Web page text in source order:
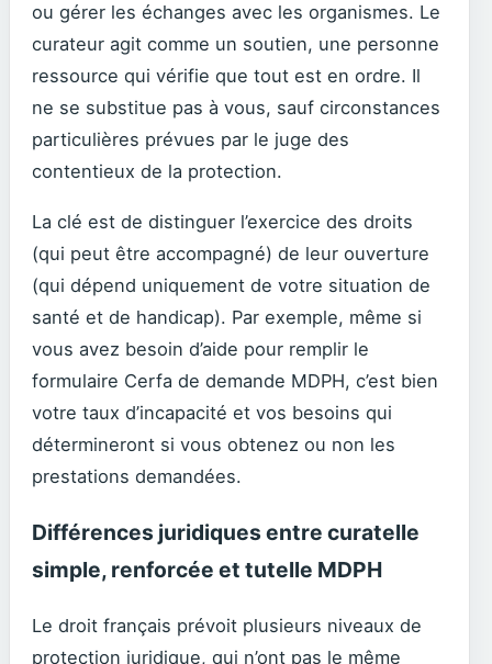
ou gérer les échanges avec les organismes. Le
curateur agit comme un soutien, une personne
ressource qui vérifie que tout est en ordre. Il
ne se substitue pas à vous, sauf circonstances
particulières prévues par le juge des
contentieux de la protection.
La clé est de distinguer l’exercice des droits
(qui peut être accompagné) de leur ouverture
(qui dépend uniquement de votre situation de
santé et de handicap). Par exemple, même si
vous avez besoin d’aide pour remplir le
formulaire Cerfa de demande MDPH, c’est bien
votre taux d’incapacité et vos besoins qui
détermineront si vous obtenez ou non les
prestations demandées.
Différences juridiques entre curatelle
simple, renforcée et tutelle MDPH
Le droit français prévoit plusieurs niveaux de
protection juridique, qui n’ont pas le même